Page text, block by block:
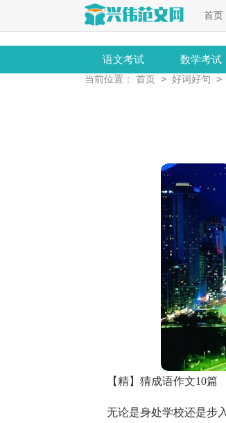
首页
语文考试 数学考试
当前位置： 首页 > 好词好句 >
【精】猜成语作文10篇
无论是身处学校还是步